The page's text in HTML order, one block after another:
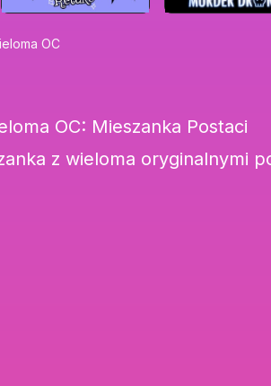
OC
OC: Mieszanka Postaci
z wieloma oryginalnymi